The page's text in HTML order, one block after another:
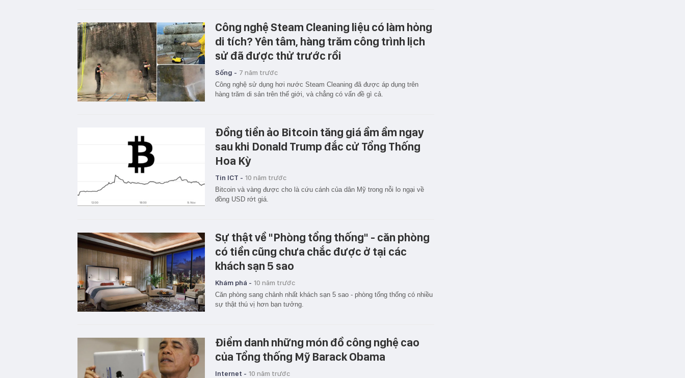
Công nghệ Steam Cleaning liệu có làm hỏng
di tích? Yên tâm, hàng trăm công trình lịch
sử đã được thử trước rồi
Sống - 7 năm trước
Công nghệ sử dụng hơi nước Steam Cleaning đã được áp dụng trên
hàng trăm di sản trên thế giới, và chẳng có vấn đề gì cả.
Đồng tiền ảo Bitcoin tăng giá ầm ầm ngay
sau khi Donald Trump đắc cử Tổng Thống
Hoa Kỳ
Tin ICT - 10 năm trước
Bitcoin và vàng được cho là cứu cánh của dân Mỹ trong nỗi lo ngại về
đồng USD rớt giá.
Sự thật về "Phòng tổng thống" - căn phòng
có tiền cũng chưa chắc được ở tại các
khách sạn 5 sao
Khám phá - 10 năm trước
Căn phòng sang chảnh nhất khách sạn 5 sao - phòng tổng thống có nhiều
sự thật thú vị hơn bạn tưởng.
Điểm danh những món đồ công nghệ cao
của Tổng thống Mỹ Barack Obama
Internet - 10 năm trước